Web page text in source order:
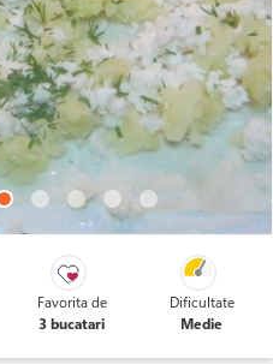
Favorita de
3 bucatari
Dificultate
Medie